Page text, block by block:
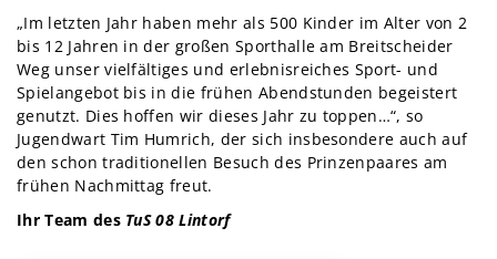
„Im letzten Jahr haben mehr als 500 Kinder im Alter von 2
bis 12 Jahren in der großen Sporthalle am Breitscheider
Weg unser vielfältiges und erlebnisreiches Sport- und
Spielangebot bis in die frühen Abendstunden begeistert
genutzt. Dies hoffen wir dieses Jahr zu toppen…“, so
Jugendwart Tim Humrich, der sich insbesondere auch auf
den schon traditionellen Besuch des Prinzenpaares am
frühen Nachmittag freut.
Ihr Team des TuS 08 Lintorf